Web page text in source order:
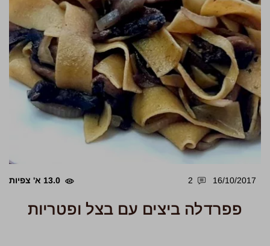
16/10/2017
2 13.0 א' צפיות
פפרדלה ביצים עם בצל ופטריות